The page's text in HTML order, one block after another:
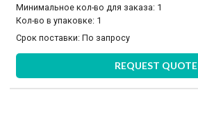
Минимальное кол-во для заказа: 1
Кол-во в упаковке: 1
Срок поставки:По запросу
REQUEST QUOTE